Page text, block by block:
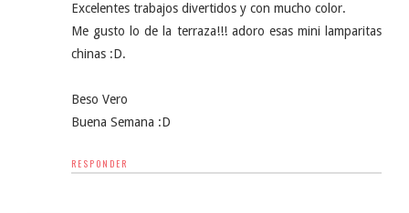
Excelentes trabajos divertidos y con mucho color.
Me gusto lo de la terraza!!! adoro esas mini lamparitas
chinas :D.
Beso Vero
Buena Semana :D
RESPONDER